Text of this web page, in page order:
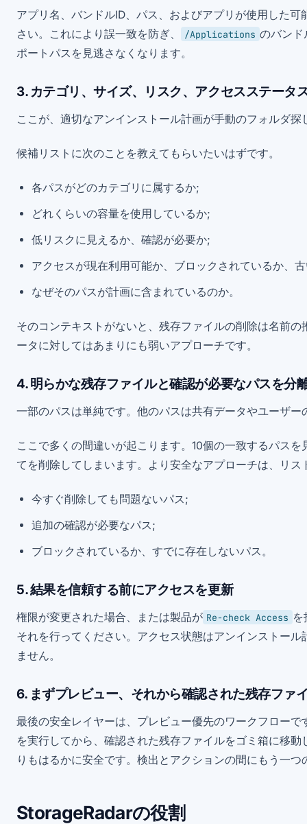
アプリ名、バンドルID、パス、およびアプリが使用した
さい。これにより誤一致を防ぎ、
/Applications のバンド
ポートパスを見逃さなくなります。
3. カテゴリ、サイズ、リスク、アクセスステータ
ここが、適切なアンインストール計画が手動のフォルダ
候補リストに次のことを教えてもらいたいはずです。
各パスがどのカテゴリに属するか;
どれくらいの容量を使用しているか;
低リスクに見えるか、確認が必要か;
アクセスが現在利用可能か、ブロックされているか、
なぜそのパスが計画に含まれているのか。
そのコンテキストがないと、残存ファイルの削除は名前
ータに対してはあまりにも弱いアプローチです。
4. 明らかな残存ファイルと確認が必要なパスを分
一部のパスは単純です。他のパスは共有データやユーザ
ここで多くの間違いが起こります。10個の一致するパス
てを削除してしまいます。より安全なアプローチは、リス
今すぐ削除しても問題ないパス;
追加の確認が必要なパス;
ブロックされているか、すでに存在しないパス。
5. 結果を信頼する前にアクセスを更新
権限が変更された場合、または製品が Re-check Access
それを行ってください。アクセス状態はアンインストー
ません。
6. まずプレビュー、それから確認された残存ファ
最後の安全レイヤーは、プレビュー優先のワークフロー
を実行してから、確認された残存ファイルをゴミ箱に移
りもはるかに安全です。検出とアクションの間にもう一
StorageRadarの役割